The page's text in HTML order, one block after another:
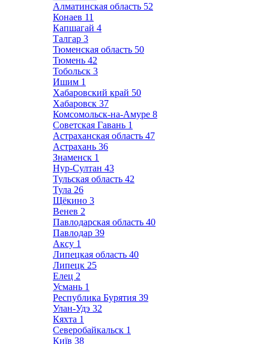
Алматинская область 52
Конаев 11
Капшагай 4
Талгар 3
Тюменская область 50
Тюмень 42
Тобольск 3
Ишим 1
Хабаровский край 50
Хабаровск 37
Комсомольск-на-Амуре 8
Советская Гавань 1
Астраханская область 47
Астрахань 36
Знаменск 1
Нур-Султан 43
Тульская область 42
Тула 26
Щёкино 3
Венев 2
Павлодарская область 40
Павлодар 39
Аксу 1
Липецкая область 40
Липецк 25
Елец 2
Усмань 1
Республика Бурятия 39
Улан-Удэ 32
Кяхта 1
Северобайкальск 1
Київ 38